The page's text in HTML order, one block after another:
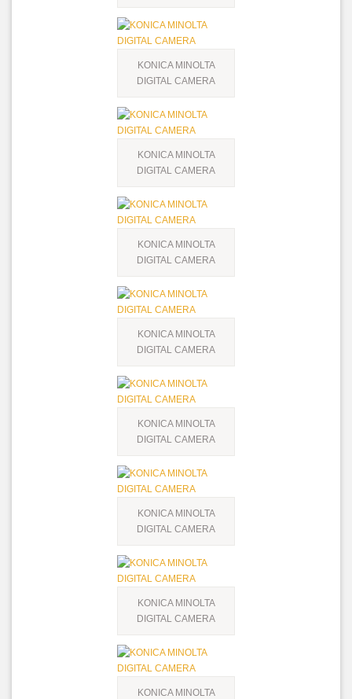
KONICA MINOLTA
DIGITAL CAMERA
KONICA MINOLTA
DIGITAL CAMERA
KONICA MINOLTA
DIGITAL CAMERA
KONICA MINOLTA
DIGITAL CAMERA
KONICA MINOLTA
DIGITAL CAMERA
KONICA MINOLTA
DIGITAL CAMERA
KONICA MINOLTA
DIGITAL CAMERA
KONICA MINOLTA